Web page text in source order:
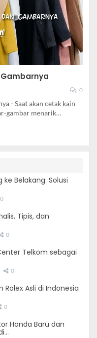
0
- Saat akan cetak kain
gambar menarik…
Belakang: Solusi
0
Tipis, dan
0
Telkom sebagai
0
Rolex Asli di Indonesia
0
Honda Baru dan